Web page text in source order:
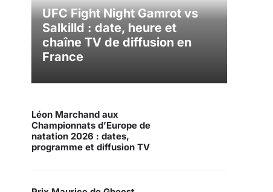
UFC Fight Night Gamrot vs
Salkilld : date, heure et
chaîne TV de diffusion en
France
Léon Marchand aux
Championnats d’Europe de
natation 2026 : dates,
programme et diffusion TV